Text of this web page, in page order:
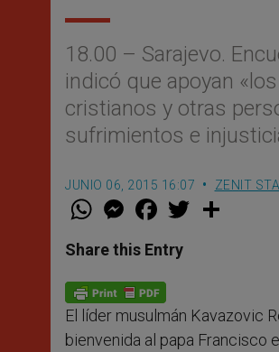
18.00 – Sarajevo.
indicó que apoyan
cristianos y otras
sufrimientos e
JUNIO 06, 2015 16:07 ZENIT
W
t
s
p
p
M
e
s
e
g
e
r
F
a
e
b
o
k
w
Share this Entry
El líder musulmán Kavazovic
bienvenida al papa Francisco